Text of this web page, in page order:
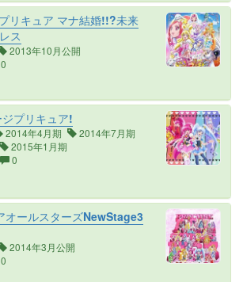
リキュア マナ結婚!!?未来
ス
2013年10月公開
0
プリキュア!
2014年4月期
2014年7月期
2015年1月期
0
オールスターズNewStage3
2014年3月公開
0